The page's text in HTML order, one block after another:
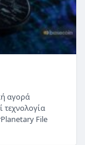
αγορά
File